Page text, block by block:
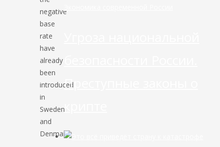
negative
base
rate
have
already
been
introduced
in
Sweden
and
Denmark.
Преступные законы о
крипте